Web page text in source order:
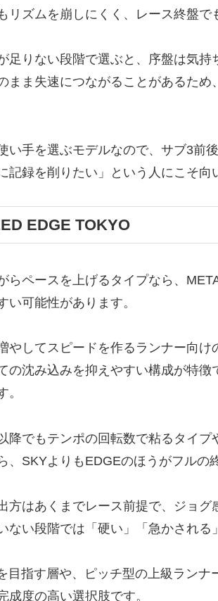
リズムを崩しにくく、レース終盤で
足りない段階で選ぶと、序盤は気
まま失速につながることがあるた
い手を選ぶモデルなので、サブ3前
記録を削りたい」という人にこそ向
EDGE TOKYO
らペースを上げるタイプなら、
い可能性があります。
やしてスピードを作るランナー向
の沈み込みを抑えやすい構成が特
。
降でもテンポの回転数で粘るタイ
、SKYよりもEDGEのほうがフルの
方はあくまでレース前提で、ジョグ
ない段階では「硬い」「急かされる
目指す層や、ピッチ型の上級ラン
成度の高い選択肢です。